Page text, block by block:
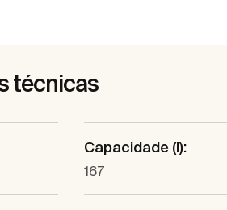
técnicas
Capacidade (l):
167